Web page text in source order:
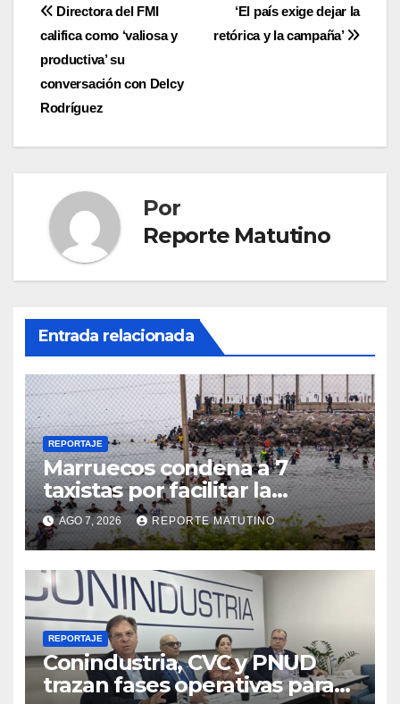
Navegación
de
entradas
‘El país exige dejar la
retórica y la campaña’
Directora del FMI
califica como ‘valiosa y
productiva’ su
conversación con Delcy
Rodríguez
Por
Reporte Matutino
Entrada relacionada
REPORTAJE
Marruecos condena a 7
taxistas por facilitar la
migración irregular hacia
Ceuta
AGO 7, 2026 REPORTE MATUTINO
REPORTAJE
Conindustria, CVC y PNUD
trazan fases operativas para